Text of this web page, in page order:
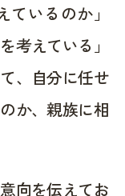
ているのか」
考えている」
、自分に任せ
か、親族に相
向を伝えてお